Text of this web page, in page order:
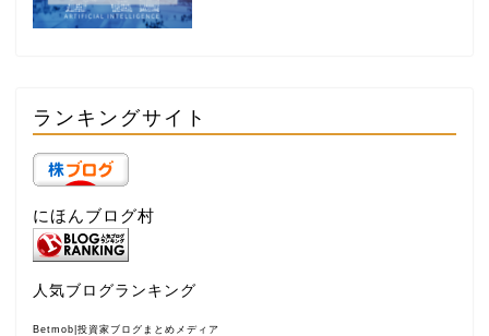
ランキングサイト
にほんブログ村
人気ブログランキング
Betmob|投資家ブログまとめメディア